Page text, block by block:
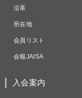
沿革
所在地
会員リスト
会報JAISA
入会案内